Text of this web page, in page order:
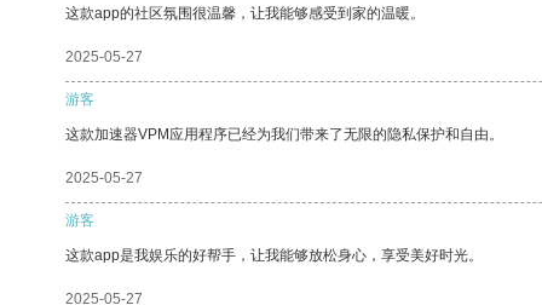
这款app的社区氛围很温馨，让我能够感受到家的温暖。
2025-05-27
游客
这款加速器VPM应用程序已经为我们带来了无限的隐私保护和自由。
2025-05-27
游客
这款app是我娱乐的好帮手，让我能够放松身心，享受美好时光。
2025-05-27